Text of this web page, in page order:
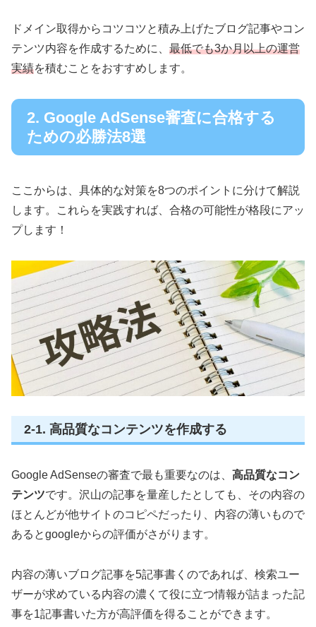
ドメイン取得からコツコツと積み上げたブログ記事やコン
テンツ内容を作成するために、 最低でも3か月以上の運営
実績を積むことをおすすめします。
2. Google AdSense審査に合格する
ための必勝法8選
ここからは、具体的な対策を8つのポイントに分けて解説
します。これらを実践すれば、合格の可能性が格段にアッ
プします！
2-1. 高品質なコンテンツを作成する
Google AdSenseの審査で最も重要なのは、 高品質なコン
テンツです。沢山の記事を量産したとしても、その内容の
ほとんどが他サイトのコピペだったり、内容の薄いもので
あるとgoogleからの評価がさがります。
内容の薄いブログ記事を5記事書くのであれば、検索ユー
ザーが求めている内容の濃くて役に立つ情報が詰まった記
事を1記事書いた方が高評価を得ることができます。